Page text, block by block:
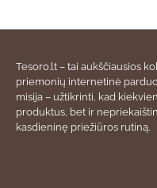
Tesoro.lt – tai aukščiausios
priemonių internetinė
misija – užtikrinti, kad
produktus, bet ir
kasdieninę priežiūros rutiną.